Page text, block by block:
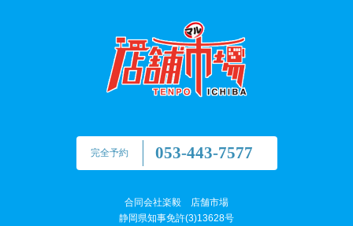
完全予約 053-443-7577
合同会社楽毅 店舗市場
静岡県知事免許(3)13628号